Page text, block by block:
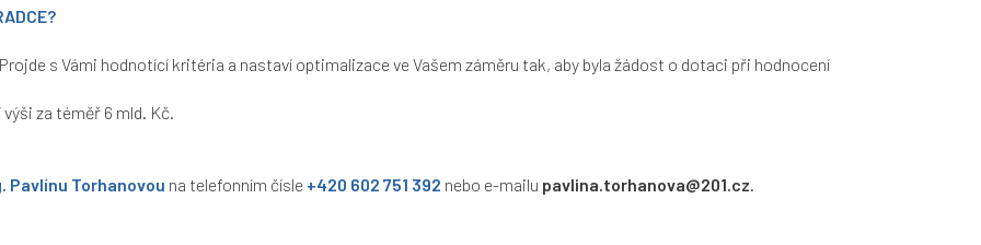
s Vámi hodnotící kritéria a nastaví optimalizace ve Vašem záměru tak, aby byla žádost o dotaci při hodnocení
za téměř 6 mld. Kč.
Pavlínu Torhanovou na telefonním čísle +420 602 751 392 nebo e-mailu pavlina.torhanova@201.cz.